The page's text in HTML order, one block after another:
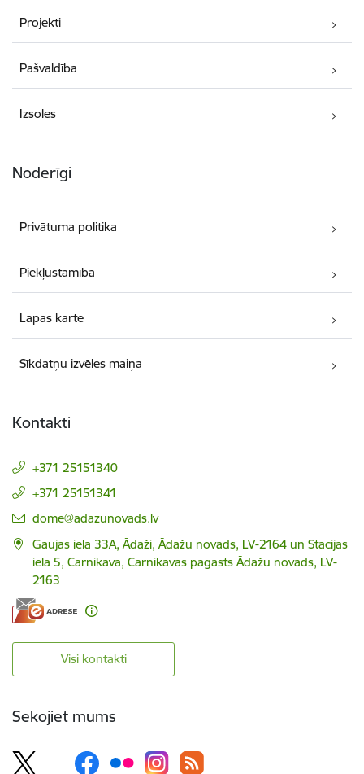
Projekti
Pašvaldība
Izsoles
Noderīgi
Privātuma politika
Piekļūstamība
Lapas karte
Sīkdatņu izvēles maiņa
Kontakti
+371 25151340
+371 25151341
E-pasts:
dome@adazunovads.lv
Gaujas iela 33A, Ādaži, Ādažu novads, LV-2164 un Stacijas
iela 5, Carnikava, Carnikavas pagasts Ādažu novads, LV-
2163
Visi kontakti
Sekojiet mums